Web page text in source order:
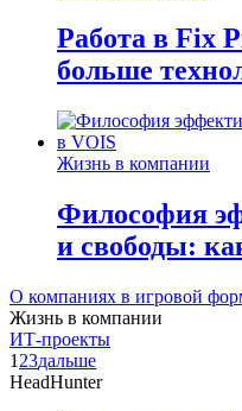
Работа в Fix
больше
Жизнь в компании
Философия
и свободы:
О компаниях в игровой
Жизнь в компании
ИТ-проекты
1 23дальше
HeadHunter